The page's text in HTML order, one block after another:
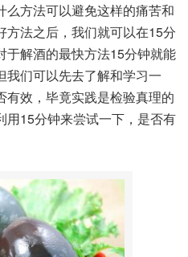
么方法可以避免这样的痛苦和
法之后，我们就可以在15分
于解酒的最快方法15分钟就能
我们可以先去了解和学习一
效，毕竟实践是检验真理的
用15分钟来尝试一下，是否有